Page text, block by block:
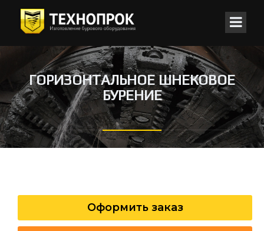
ГОРИЗОНТАЛЬНОЕ ШНЕКОВОЕ
БУРЕНИЕ
Оформить заказ